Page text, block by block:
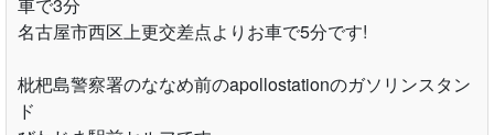
名古屋市西区上更交差点よりお車で5分です!
枇杷島警察署のななめ前のapollostationのガソリンスタン
ド